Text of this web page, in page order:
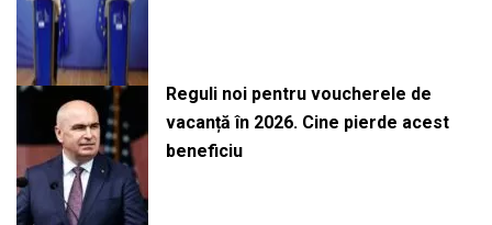
Reguli noi pentru voucherele de
vacanță în 2026. Cine pierde acest
beneficiu